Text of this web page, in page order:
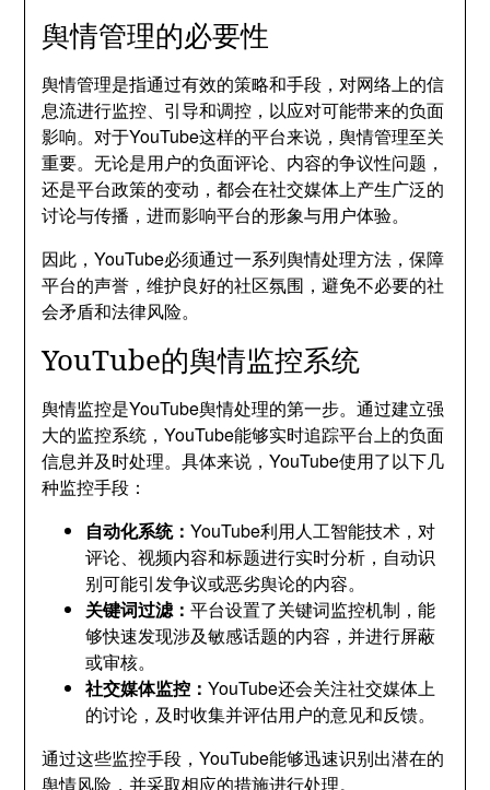
舆情管理的必要性
舆情管理是指通过有效的策略和手段，对网络上的信
息流进行监控、引导和调控，以应对可能带来的负面
影响。对于YouTube这样的平台来说，舆情管理至关
重要。无论是用户的负面评论、内容的争议性问题，
还是平台政策的变动，都会在社交媒体上产生广泛的
讨论与传播，进而影响平台的形象与用户体验。
因此，YouTube必须通过一系列舆情处理方法，保障
平台的声誉，维护良好的社区氛围，避免不必要的社
会矛盾和法律风险。
YouTube的舆情监控系统
舆情监控是YouTube舆情处理的第一步。通过建立强
大的监控系统，YouTube能够实时追踪平台上的负面
信息并及时处理。具体来说，YouTube使用了以下几
种监控手段：
自动化系统：YouTube利用人工智能技术，对
评论、视频内容和标题进行实时分析，自动识
别可能引发争议或恶劣舆论的内容。
关键词过滤：平台设置了关键词监控机制，能
够快速发现涉及敏感话题的内容，并进行屏蔽
或审核。
社交媒体监控：YouTube还会关注社交媒体上
的讨论，及时收集并评估用户的意见和反馈。
通过这些监控手段，YouTube能够迅速识别出潜在的
舆情风险，并采取相应的措施进行处理。